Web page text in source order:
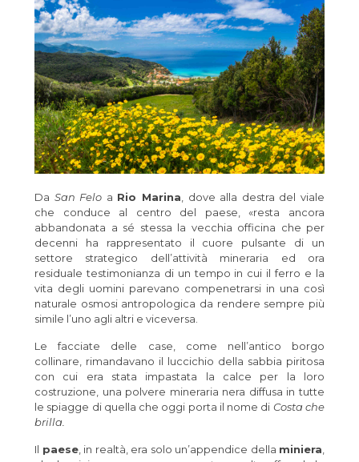
Da San Felo a Rio Marina , dove alla destra del viale
che conduce al centro del paese, «resta ancora
abbandonata a sé stessa la vecchia officina che per
decenni ha rappresentato il cuore pulsante di un
settore strategico dell’attività mineraria ed ora
residuale testimonianza di un tempo in cui il ferro e la
vita degli uomini parevano compenetrarsi in una così
naturale osmosi antropologica da rendere sempre più
simile l’uno agli altri e viceversa.
Le facciate delle case, come nell’antico borgo
collinare, rimandavano il luccichio della sabbia piritosa
con cui era stata impastata la calce per la loro
costruzione, una polvere mineraria nera diffusa in tutte
le spiagge di quella che oggi porta il nome di Costa che
brilla.
Il paese, in realtà, era solo un’appendice della miniera